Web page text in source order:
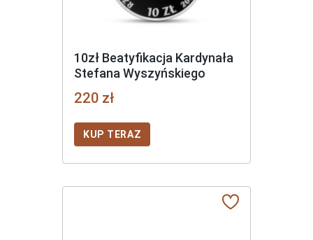
10zł Beatyfikacja Kardynała
Stefana Wyszyńskiego
220 zł
KUP TERAZ